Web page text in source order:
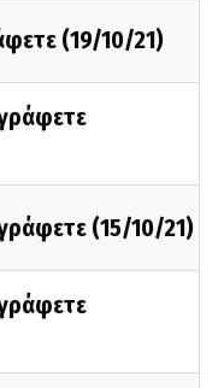
(19/10/21)
(15/10/21)